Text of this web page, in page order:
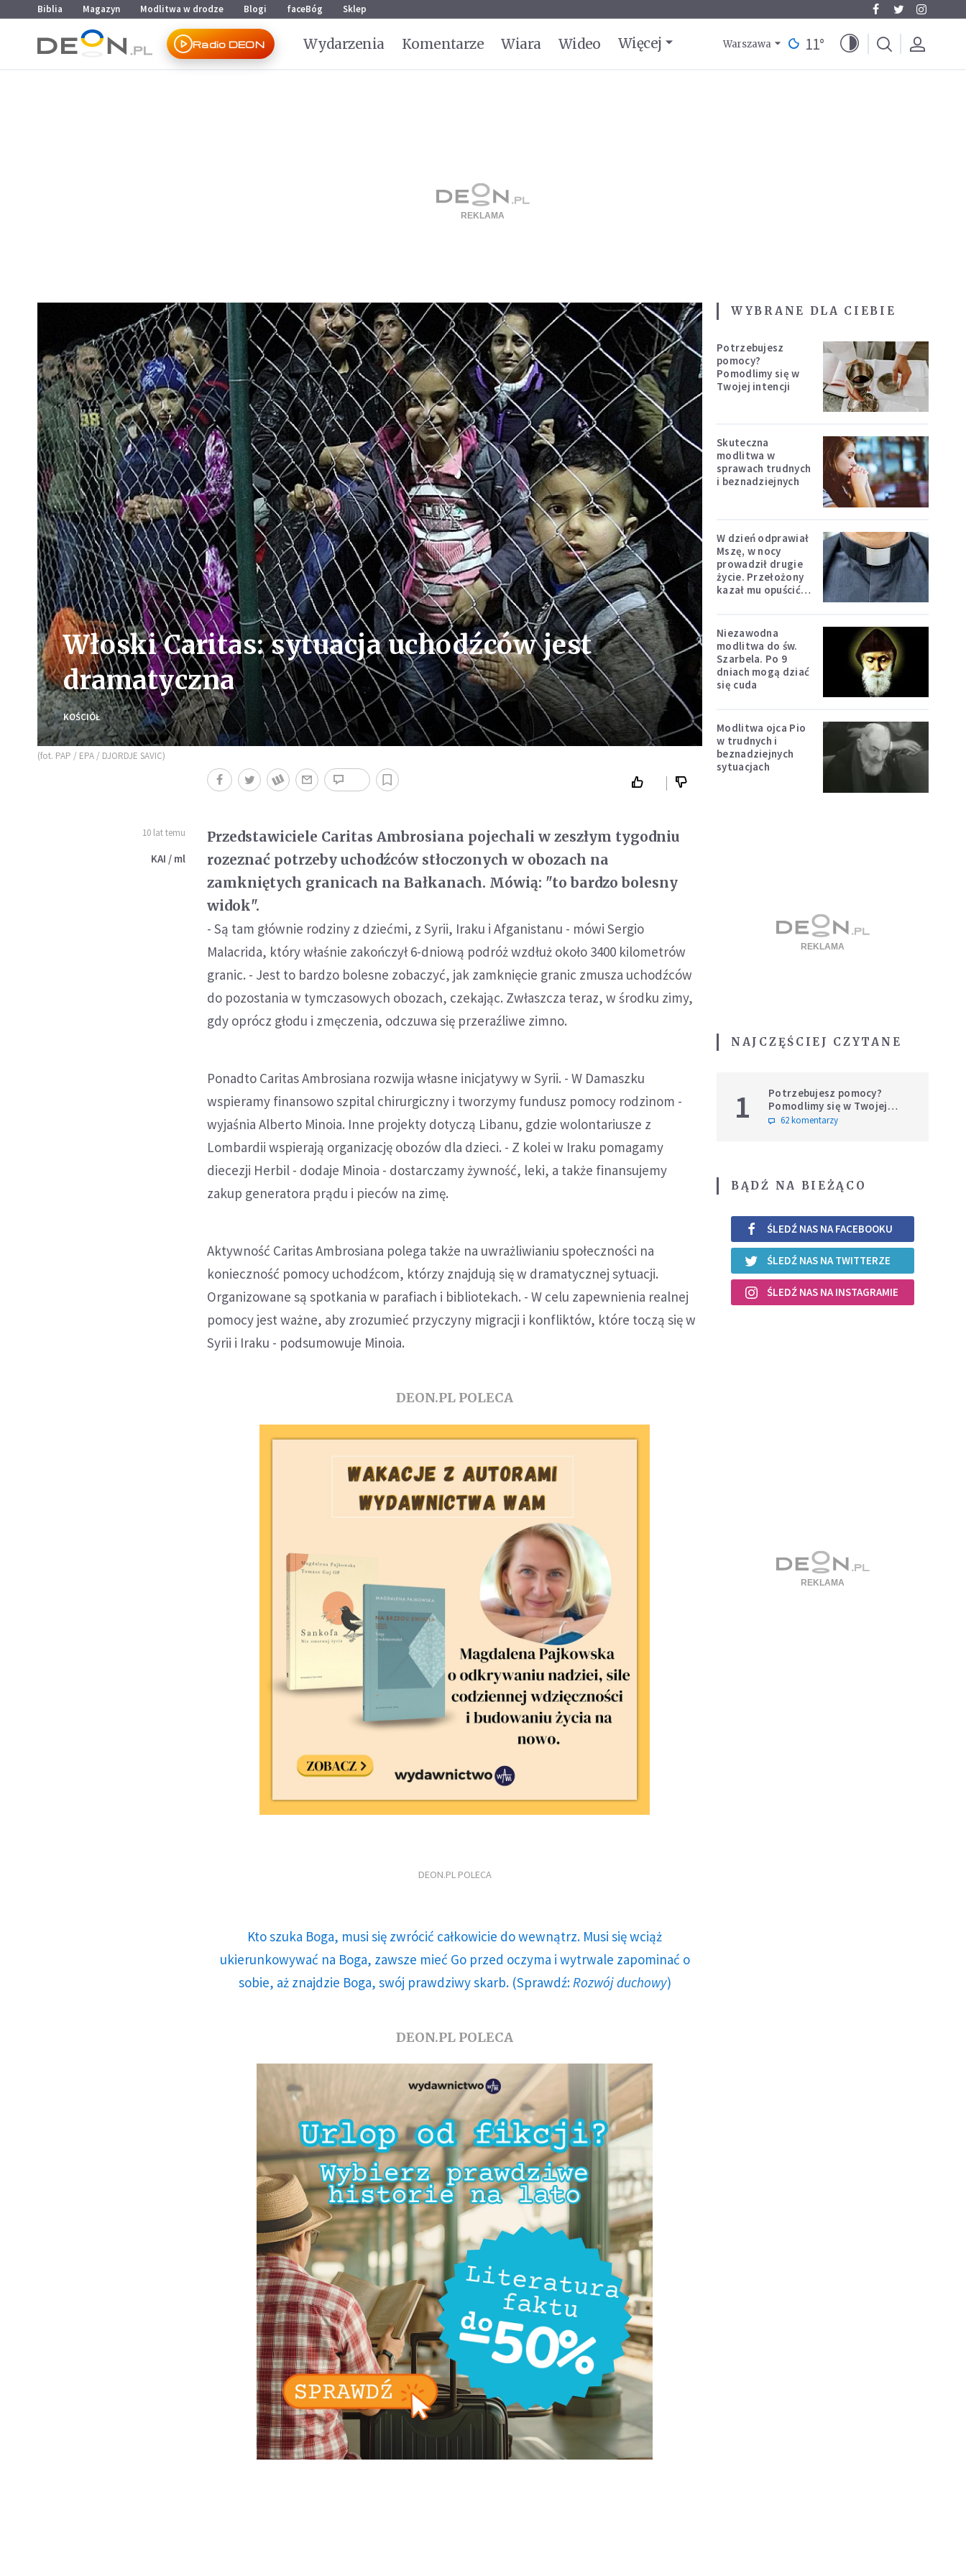
Przejdź do menu głównego
Przejdź do treści
Biblia Magazyn Modlitwa w drodze Blogi faceBóg Sklep
Radio DEON Wydarzenia Komentarze Wiara Wideo Więcej Warszawa 11°
Włoski Caritas: sytuacja uchodźców jest
dramatyczna
KOŚCIÓŁ
(fot. PAP / EPA / DJORDJE SAVIC)
10 lat temu
KAI / ml
Przedstawiciele Caritas Ambrosiana pojechali w zeszłym tygodniu
rozeznać potrzeby uchodźców stłoczonych w obozach na
zamkniętych granicach na Bałkanach. Mówią: "to bardzo bolesny
widok".
- Są tam głównie rodziny z dziećmi, z Syrii, Iraku i Afganistanu - mówi Sergio
Malacrida, który właśnie zakończył 6-dniową podróż wzdłuż około 3400 kilometrów
granic. - Jest to bardzo bolesne zobaczyć, jak zamknięcie granic zmusza uchodźców
do pozostania w tymczasowych obozach, czekając. Zwłaszcza teraz, w środku zimy,
gdy oprócz głodu i zmęczenia, odczuwa się przeraźliwe zimno.
Ponadto Caritas Ambrosiana rozwija własne inicjatywy w Syrii. - W Damaszku
wspieramy finansowo szpital chirurgiczny i tworzymy fundusz pomocy rodzinom -
wyjaśnia Alberto Minoia. Inne projekty dotyczą Libanu, gdzie wolontariusze z
Lombardii wspierają organizację obozów dla dzieci. - Z kolei w Iraku pomagamy
diecezji Herbil - dodaje Minoia - dostarczamy żywność, leki, a także finansujemy
zakup generatora prądu i pieców na zimę.
Aktywność Caritas Ambrosiana polega także na uwrażliwianiu społeczności na
konieczność pomocy uchodźcom, którzy znajdują się w dramatycznej sytuacji.
Organizowane są spotkania w parafiach i bibliotekach. - W celu zapewnienia realnej
pomocy jest ważne, aby zrozumieć przyczyny migracji i konfliktów, które toczą się w
Syrii i Iraku - podsumowuje Minoia.
DEON.PL POLECA
DEON.PL POLECA
Kto szuka Boga, musi się zwrócić całkowicie do wewnątrz. Musi się wciąż
ukierunkowywać na Boga, zawsze mieć Go przed oczyma i wytrwale zapominać o
sobie, aż znajdzie Boga, swój prawdziwy skarb. (Sprawdź: Rozwój duchowy)
DEON.PL POLECA
WYBRANE DLA CIEBIE
Potrzebujesz
pomocy?
Pomodlimy się w
Twojej intencji
Skuteczna
modlitwa w
sprawach trudnych
i beznadziejnych
W dzień odprawiał
Mszę, w nocy
prowadził drugie
życie. Przełożony
kazał mu opuścić
Niezawodna
modlitwa do św.
Szarbela. Po 9
dniach mogą dziać
się cuda
Modlitwa ojca Pio
w trudnych i
beznadziejnych
sytuacjach
NAJCZĘŚCIEJ CZYTANE
1
Potrzebujesz pomocy?
Pomodlimy się w Twojej
intencji
62 komentarzy
BĄDŹ NA BIEŻĄCO
ŚLEDŹ NAS NA FACEBOOKU
ŚLEDŹ NAS NA TWITTERZE
ŚLEDŹ NAS NA INSTAGRAMIE